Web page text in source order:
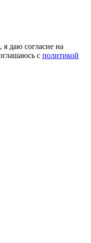
даю согласие на
с политикой